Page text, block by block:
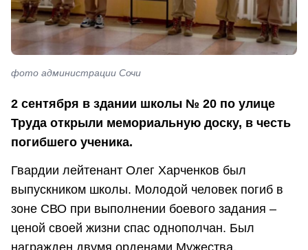
фото администрации Сочи
2 сентября в здании школы № 20 по улице
Труда открыли мемориальную доску, в честь
погибшего ученика.
Гвардии лейтенант Олег Харченков был
выпускником школы. Молодой человек погиб в
зоне СВО при выполнении боевого задания –
ценой своей жизни спас однополчан. Был